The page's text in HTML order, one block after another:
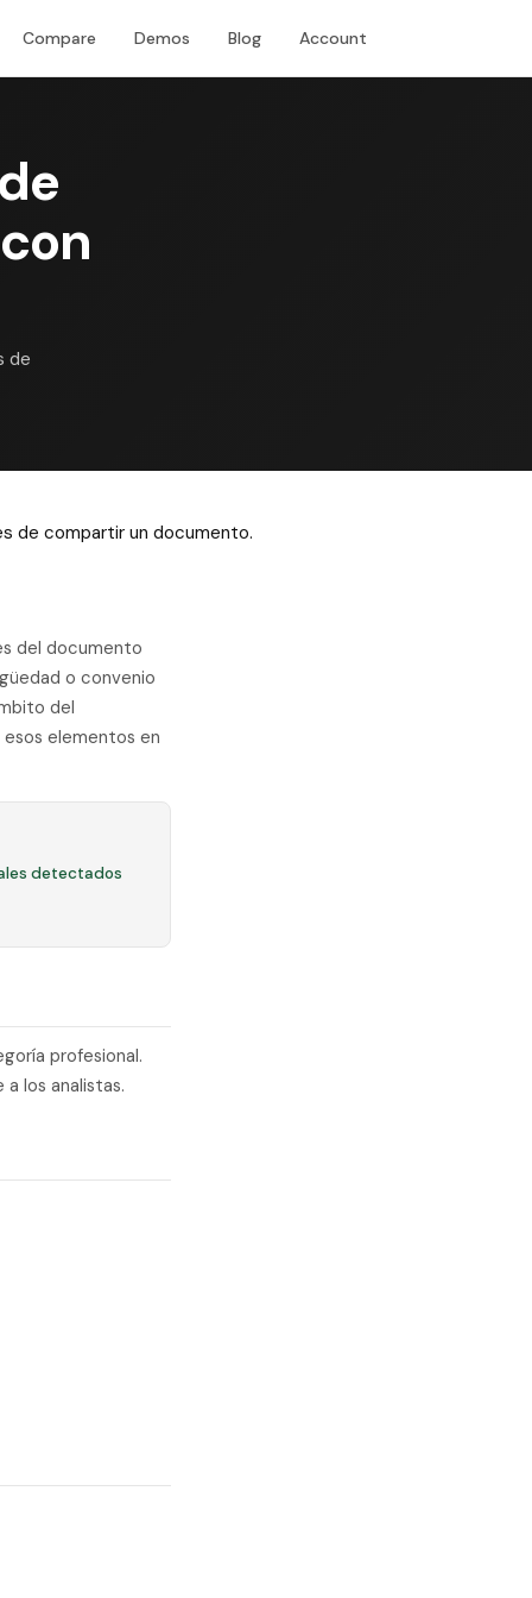
Compare Demos Blog Account
de
de compartir un documento.
del documento
o convenio
del
elementos en
detectados
profesional.
los analistas.